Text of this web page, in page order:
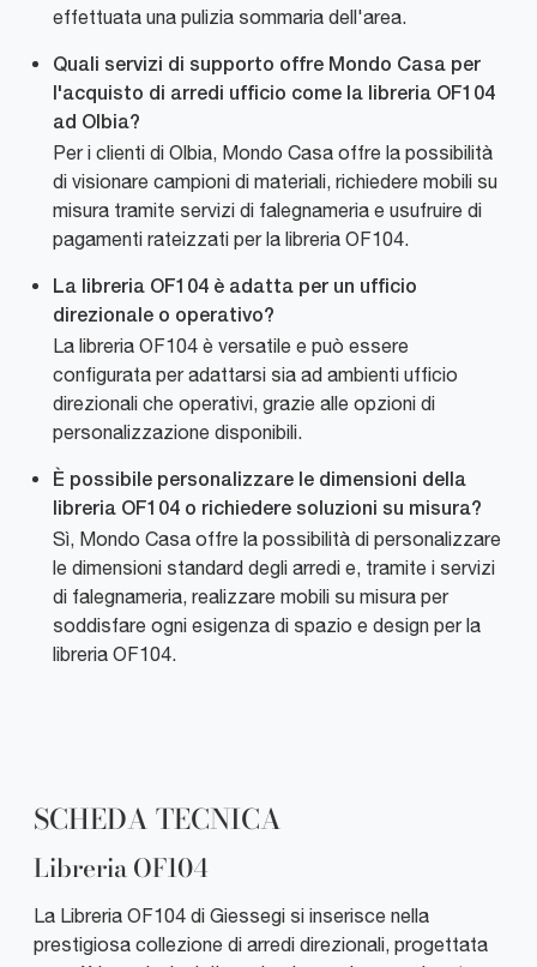
effettuata una pulizia sommaria dell'area.
Quali servizi di supporto offre Mondo Casa per
l'acquisto di arredi ufficio come la libreria OF104
ad Olbia?
Per i clienti di Olbia, Mondo Casa offre la possibilità
di visionare campioni di materiali, richiedere mobili su
misura tramite servizi di falegnameria e usufruire di
pagamenti rateizzati per la libreria OF104.
La libreria OF104 è adatta per un ufficio
direzionale o operativo?
La libreria OF104 è versatile e può essere
configurata per adattarsi sia ad ambienti ufficio
direzionali che operativi, grazie alle opzioni di
personalizzazione disponibili.
È possibile personalizzare le dimensioni della
libreria OF104 o richiedere soluzioni su misura?
Sì, Mondo Casa offre la possibilità di personalizzare
le dimensioni standard degli arredi e, tramite i servizi
di falegnameria, realizzare mobili su misura per
soddisfare ogni esigenza di spazio e design per la
libreria OF104.
SCHEDA TECNICA
Libreria OF104
La Libreria OF104 di Giessegi si inserisce nella
prestigiosa collezione di arredi direzionali, progettata